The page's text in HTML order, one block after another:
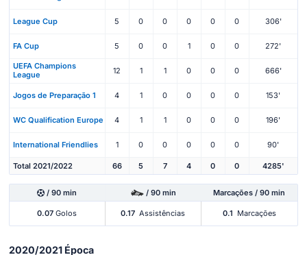
League Cup 5 0 0 0 0 0 306'
FA Cup 5 0 0 1 0 0 272'
UEFA Champions
League
12 1 1 0 0 0 666'
Jogos de Preparação 1 4 1 0 0 0 0 153'
WC Qualification Europe 4 1 1 0 0 0 196'
International Friendlies 1 0 0 0 0 0 90'
Total 2021/2022 66 5 7 4 0 0 4285'
/ 90 min / 90 min Marcações / 90 min
0.07 Golos 0.17 Assistências 0.1 Marcações
2020/2021 Época